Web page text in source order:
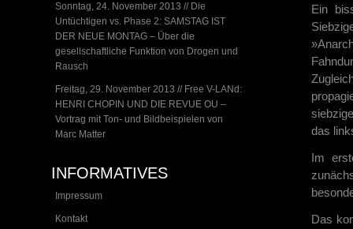
Sonntag, 24. November 2013 // Die
Untüchtigen vs. Phase 2: SAMSTAG IST
DER NEUE MONTAG – Über die
gesellschaftliche Funktion von Drogen und
Rausch
Freitag, 29. November 2013 // Free V-LANd:
HENRI CHOPIN UND DIE REVUE OU –
Vortrag mit Ton- und Bildbeispielen von
Marc Matter
INFORMATIVES
Impressum
Kontakt
Ein
das
Im
Das